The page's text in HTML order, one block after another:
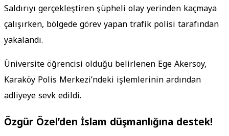
Saldırıyı gerçekleştiren şüpheli olay yerinden kaçmaya
çalışırken, bölgede görev yapan trafik polisi tarafından
yakalandı.
Üniversite öğrencisi olduğu belirlenen Ege Akersoy,
Karaköy Polis Merkezi’ndeki işlemlerinin ardından
adliyeye sevk edildi.
Özgür Özel’den İslam düşmanlığına destek!